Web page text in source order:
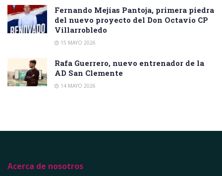
Fernando Mejías Pantoja, primera piedra
del nuevo proyecto del Don Octavio CP
Villarrobledo
15 MAYO 2026
Rafa Guerrero, nuevo entrenador de la
AD San Clemente
14 MAYO 2026
Acerca de nosotros